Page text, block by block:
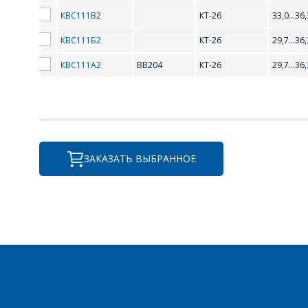
КВС111В2 КТ-26
КВС111Б2 КТ-26
КВС111А2 ВВ204 КТ-26
ЗАКАЗАТЬ ВЫБРАННОЕ